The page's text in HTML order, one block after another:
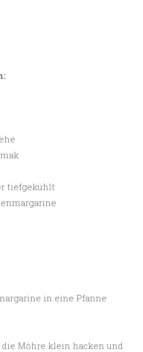
tiefgekühlt
in eine Pfanne
Möhre klein hacken und